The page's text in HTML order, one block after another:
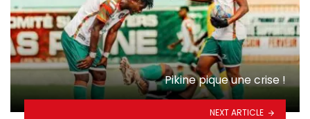
Pikine pique une crise !
NEXT ARTICLE